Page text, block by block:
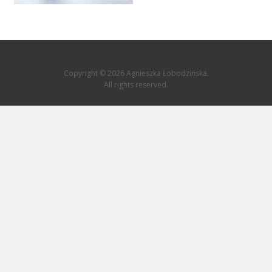
Copyright © 2026 Agnieszka Łobodzińska.
All rights reserved.